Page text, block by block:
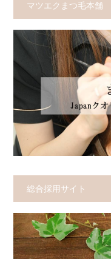
マツエクまつ毛本舗
総合採用サイト